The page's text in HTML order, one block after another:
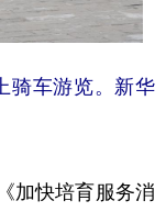
骑车游览。新华
快培育服务消